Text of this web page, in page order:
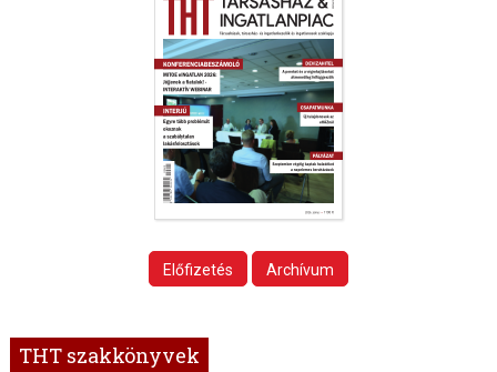
Előfizetés Archívum
THT szakkönyvek